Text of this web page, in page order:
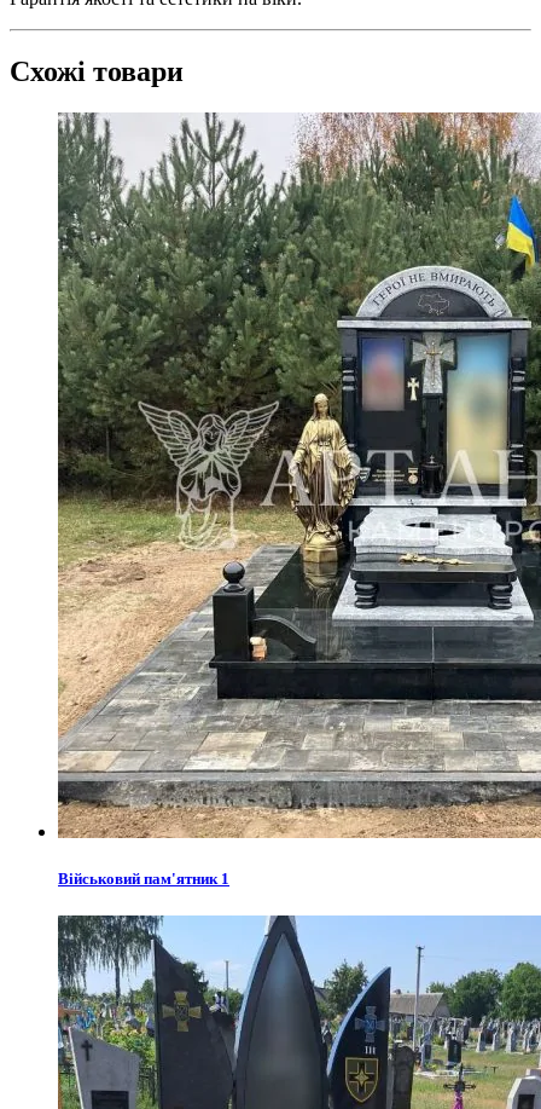
Схожі товари
Військовий пам'ятник 1